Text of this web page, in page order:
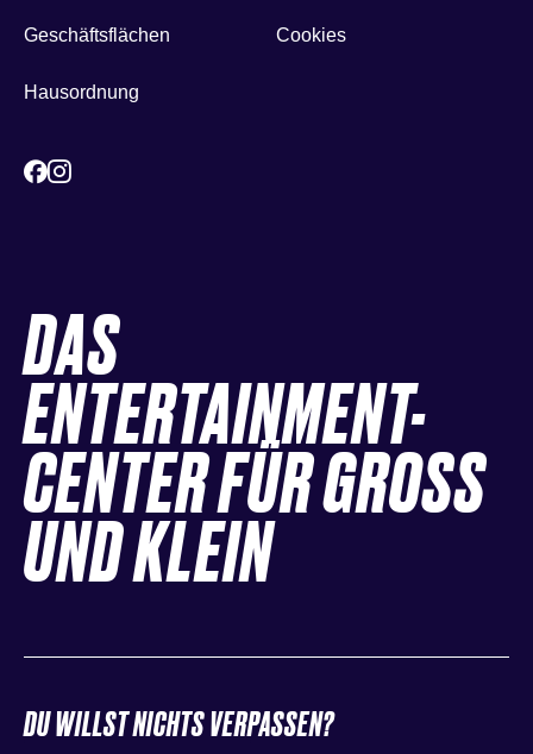
Geschäftsflächen
Hausordnung
Cookies
DAS
ENTERTAINMENT-
CENTER FÜR GROSS
UND KLEIN
DU WILLST NICHTS VERPASSEN?